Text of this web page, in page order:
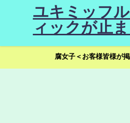
ユキミッフ
ィックが止
腐女子＜お客様皆様が